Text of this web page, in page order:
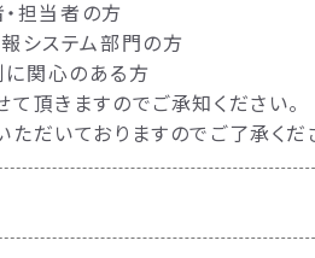
・担当者の方
システム部門の方
に関心のある方
頂きますのでご承知ください。
だいておりますのでご了承くだ